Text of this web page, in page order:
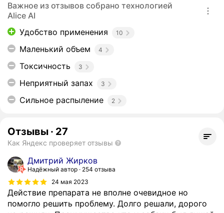
Важное из отзывов собрано технологией
Alice AI
Удобство применения
10
Маленький объем 4
Токсичность 3
Неприятный запах 3
Сильное распыление 2
Отзывы · 27
Как Яндекс проверяет отзывы
Дмитрий Жирков
Надёжный автор
254 отзыва
24 мая 2023
Действие препарата не вполне очевидное но
помогло решить проблему. Долго решали, дорого